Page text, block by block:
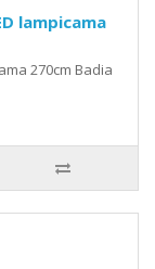
lampicama
270cm Badia